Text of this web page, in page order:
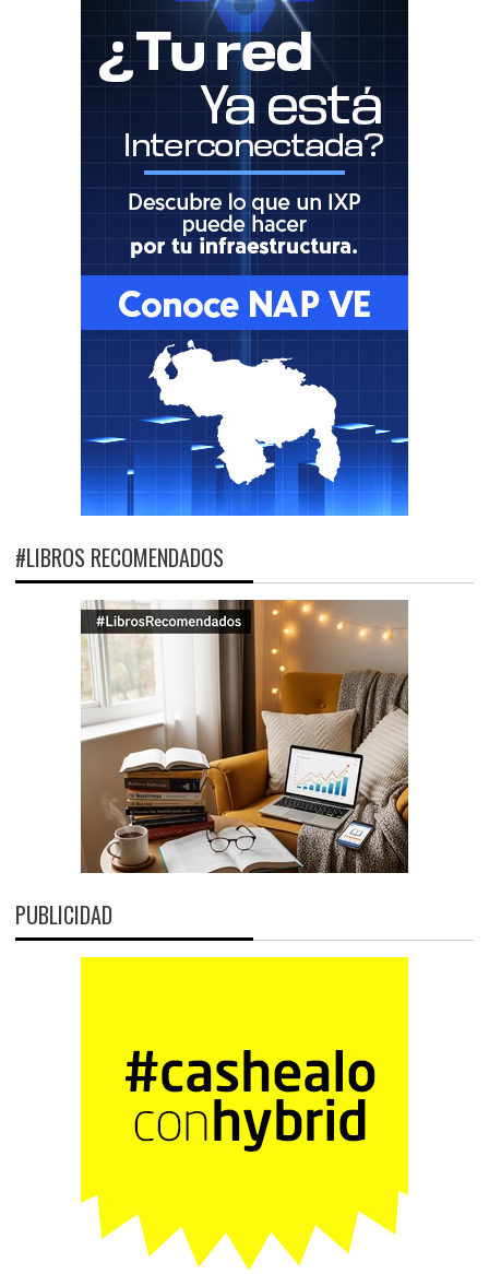
#LIBROS RECOMENDADOS
PUBLICIDAD